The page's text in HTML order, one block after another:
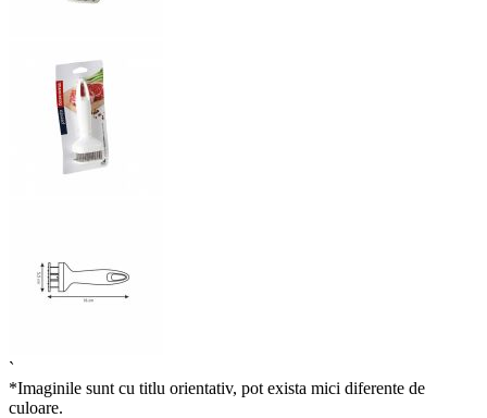
`
*Imaginile sunt cu titlu orientativ, pot exista mici diferente de
culoare.